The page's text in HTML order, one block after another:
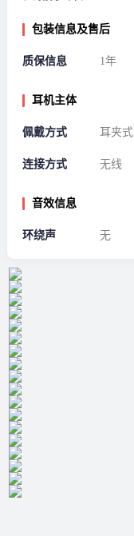
包装信息及售后
质保信息 1年
耳机主体
佩戴方式 耳夹式
连接方式 无线
音效信息
环绕声 无